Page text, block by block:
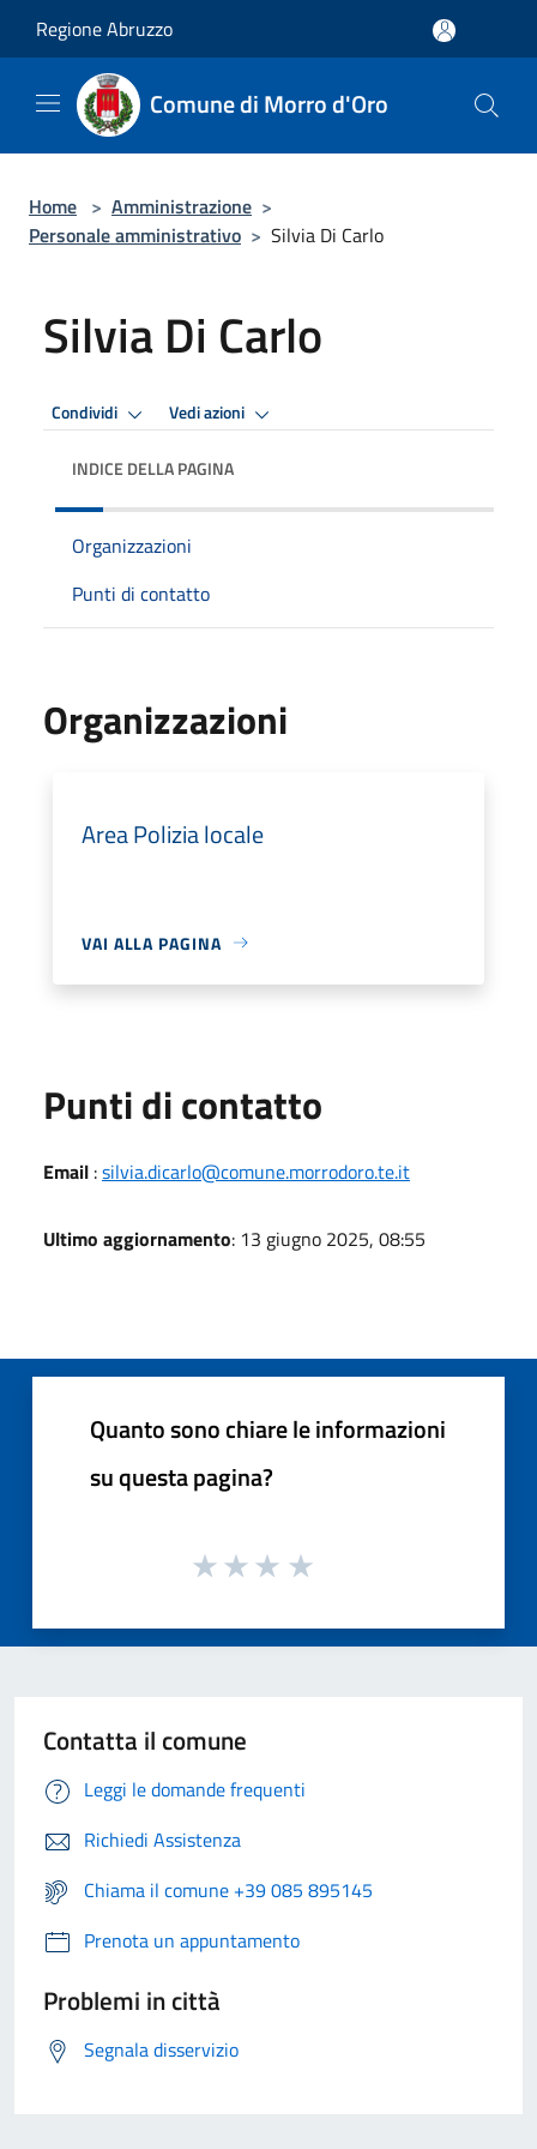
Regione Abruzzo
Comune di Morro d'Oro
Home > Amministrazione >
Personale amministrativo > Silvia Di Carlo
Silvia Di Carlo
Condividi Vedi azioni
INDICE DELLA PAGINA
Organizzazioni
Punti di contatto
Organizzazioni
Area Polizia locale
VAI ALLA PAGINA
Punti di contatto
Email :silvia.dicarlo@comune.morrodoro.te.it
Ultimo aggiornamento: 13 giugno 2025, 08:55
Quanto sono chiare le informazioni
su questa pagina?
Contatta il comune
Leggi le domande frequenti
Richiedi Assistenza
Chiama il comune +39 085 895145
Prenota un appuntamento
Problemi in città
Segnala disservizio